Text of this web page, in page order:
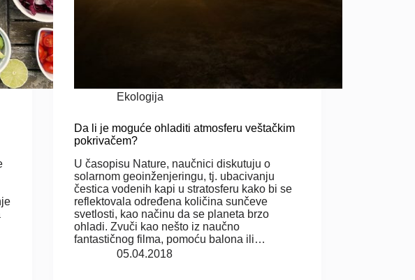
Ekologija
Da li je moguće ohladiti atmosferu veštačkim
pokrivačem?
U časopisu Nature, naučnici diskutuju o
solarnom geoinženjeringu, tj. ubacivanju
čestica vodenih kapi u stratosferu kako bi se
reflektovala određena količina sunčeve
svetlosti, kao načinu da se planeta brzo
ohladi. Zvuči kao nešto iz naučno
fantastičnog filma, pomoću balona ili…
05.04.2018